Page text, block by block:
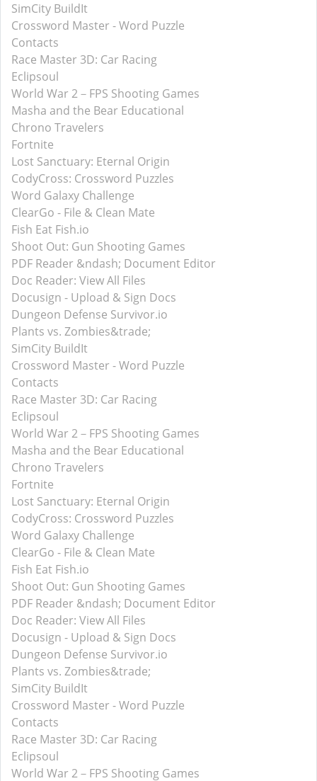
SimCity BuildIt
Crossword Master - Word Puzzle
Contacts
Race Master 3D: Car Racing
Eclipsoul
World War 2－FPS Shooting Games
Masha and the Bear Educational
Chrono Travelers
Fortnite
Lost Sanctuary: Eternal Origin
CodyCross: Crossword Puzzles
Word Galaxy Challenge
ClearGo - File & Clean Mate
Fish Eat Fish.io
Shoot Out: Gun Shooting Games
PDF Reader &ndash; Document Editor
Doc Reader: View All Files
Docusign - Upload & Sign Docs
Dungeon Defense Survivor.io
Plants vs. Zombies&trade;
SimCity BuildIt
Crossword Master - Word Puzzle
Contacts
Race Master 3D: Car Racing
Eclipsoul
World War 2－FPS Shooting Games
Masha and the Bear Educational
Chrono Travelers
Fortnite
Lost Sanctuary: Eternal Origin
CodyCross: Crossword Puzzles
Word Galaxy Challenge
ClearGo - File & Clean Mate
Fish Eat Fish.io
Shoot Out: Gun Shooting Games
PDF Reader &ndash; Document Editor
Doc Reader: View All Files
Docusign - Upload & Sign Docs
Dungeon Defense Survivor.io
Plants vs. Zombies&trade;
SimCity BuildIt
Crossword Master - Word Puzzle
Contacts
Race Master 3D: Car Racing
Eclipsoul
World War 2－FPS Shooting Games